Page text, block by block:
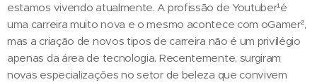
estamos vivendo atualmente. A profissão de Youtuber¹é
uma carreira muito nova e o mesmo acontece com oGamer²,
mas a criação de novos tipos de carreira não é um privilégio
apenas da área de tecnologia. Recentemente, surgiram
novas especializações no setor de beleza que convivem